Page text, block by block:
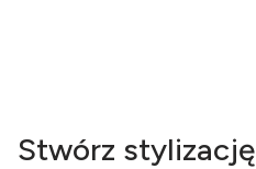
Stwórz stylizację